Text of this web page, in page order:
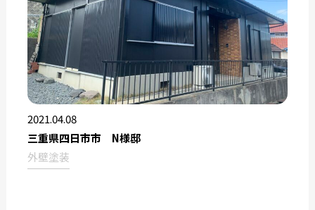
2021.04.08
三重県四日市市 N様邸
外壁塗装